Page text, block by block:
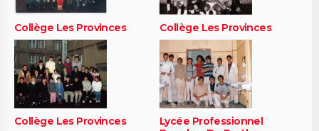
Collège Les Provinces Collège Les Provinces
Collège Les Provinces
Lycée Professionnel